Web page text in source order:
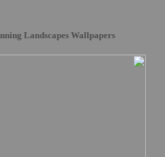
Landscapes Wallpapers